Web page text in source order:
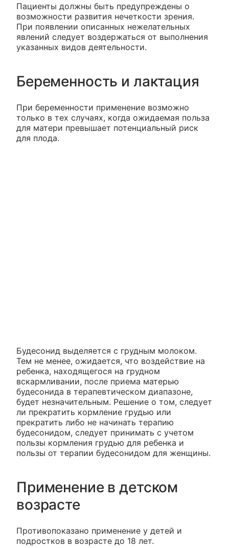
Пациенты должны быть предупреждены о
возможности развития нечеткости зрения.
При появлении описанных нежелательных
явлений следует воздержаться от выполнения
указанных видов деятельности.
Беременность и лактация
При беременности применение возможно
только в тех случаях, когда ожидаемая польза
для матери превышает потенциальный риск
для плода.
Будесонид выделяется с грудным молоком.
Тем не менее, ожидается, что воздействие на
ребенка, находящегося на грудном
вскармливании, после приема матерью
будесонида в терапевтическом диапазоне,
будет незначительным. Решение о том, следует
ли прекратить кормление грудью или
прекратить либо не начинать терапию
будесонидом, следует принимать с учетом
пользы кормления грудью для ребенка и
пользы от терапии будесонидом для женщины.
Применение в детском
возрасте
Противопоказано применение у детей и
подростков в возрасте до 18 лет.